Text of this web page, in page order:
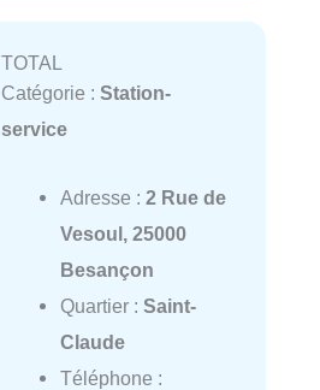
TOTAL
Catégorie : Station-
service
Adresse : 2 Rue de
Vesoul, 25000
Besançon
Quartier : Saint-
Claude
Téléphone :